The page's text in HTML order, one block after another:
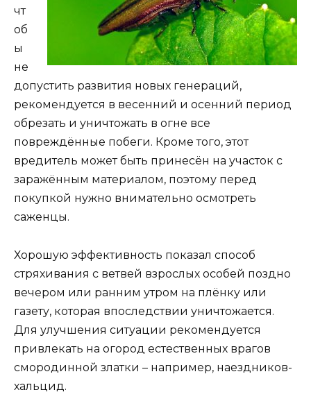
чт
об
ы
не
допустить развития новых генераций,
рекомендуется в весенний и осенний период
обрезать и уничтожать в огне все
повреждённые побеги. Кроме того, этот
вредитель может быть принесён на участок с
заражённым материалом, поэтому перед
покупкой нужно внимательно осмотреть
саженцы.
Хорошую эффективность показал способ
стряхивания с ветвей взрослых особей поздно
вечером или ранним утром на плёнку или
газету, которая впоследствии уничтожается.
Для улучшения ситуации рекомендуется
привлекать на огород естественных врагов
смородинной златки – например, наездников-
хальцид.